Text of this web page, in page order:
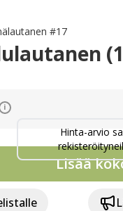
#17
i
Hinta-arvio
Lisää